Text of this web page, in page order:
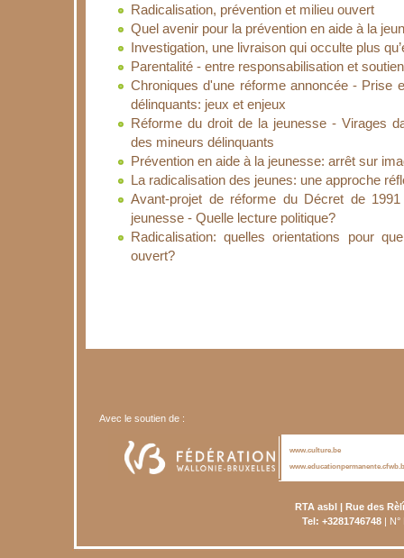
Radicalisation, prévention et milieu ouvert
Quel avenir pour la prévention en aide à la
Investigation, une livraison qui occulte plus
Parentalité - entre responsabilisation et soutien
Chroniques d'une réforme annoncée - Prise
délinquants: jeux et enjeux
Réforme du droit de la jeunesse - Virages
des mineurs délinquants
Prévention en aide à la jeunesse: arrêt sur
La radicalisation des jeunes: une approche
Avant-projet de réforme du Décret de
jeunesse - Quelle lecture politique?
Radicalisation: quelles orientations pour
ouvert?
Avec le soutien de :
www.culture.be
RTA asbl | Rue des
Tel: +3281746748| N°